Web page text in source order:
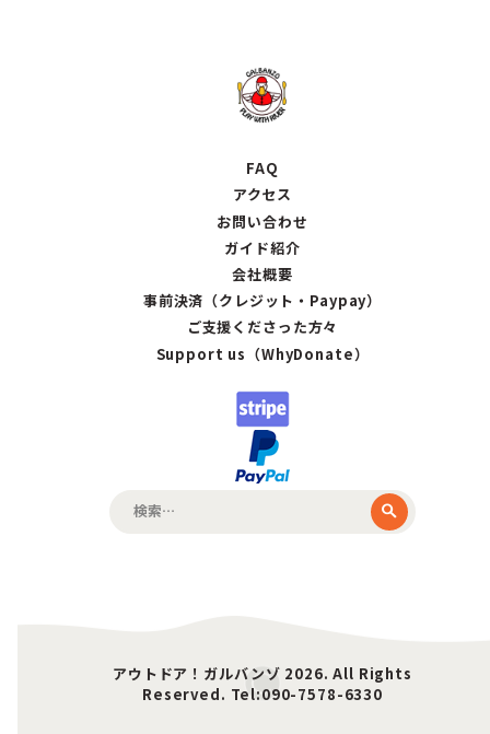
FAQ
アクセス
お問い合わせ
ガイド紹介
会社概要
事前決済（クレジット・Paypay）
ご支援くださった方々
Support us（WhyDonate）
アウトドア！ガルバンゾ 2026. All Rights
Reserved. Tel:090-7578-6330